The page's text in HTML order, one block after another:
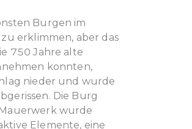
Burgen im
erklimmen, aber das
750 Jahre alte
konnten,
nieder und wurde
Die Burg
wurde
Elemente, eine